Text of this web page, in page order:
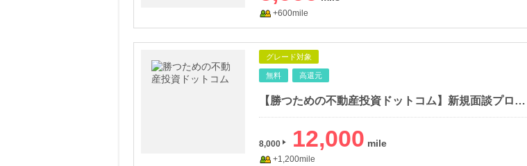
+600mile
グレード対象
無料 高還元
【勝つための不動産投資ドットコム】新規面談プログラム
8,000 12,000
+1,200mile